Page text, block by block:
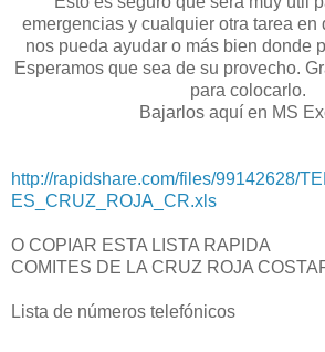
emergencias y cualquier otra tarea en
nos pueda ayudar o más bien donde
Esperamos que sea de su provecho.
para colocarlo.
Bajarlos aquí en MS
http://rapidshare.com/files/99142628/
ES_CRUZ_ROJA_CR.xls
O COPIAR ESTA LISTA RAPIDA
COMITES DE LA CRUZ ROJA
Lista de números telefónicos